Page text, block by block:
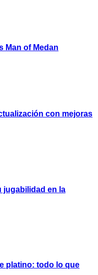
Man of Medan
con mejoras
jugabilidad en la
platino: todo lo que